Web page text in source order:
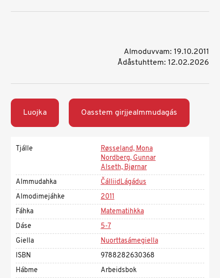
Almoduvvam: 19.10.2011
Ådåstuhttem: 12.02.2026
Luojka Oasstem girjjealmmudagás
Tjálle
Røsseland, Mona
Nordberg, Gunnar
Alseth, Bjørnar
Almmudahka
ČálliidLágádus
Almodimejáhke
2011
Fáhka
Matematihkka
Dáse
5-7
Giella
Nuorttasámegiella
ISBN
9788282630368
Hábme
Arbeidsbok